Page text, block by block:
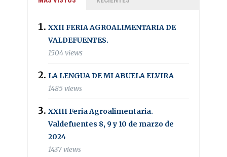
XXII FERIA AGROALIMENTARIA DE
VALDEFUENTES.
1504 views
LA LENGUA DE MI ABUELA ELVIRA
1485 views
XXIII Feria Agroalimentaria.
Valdefuentes 8, 9 y 10 de marzo de
2024
1437 views